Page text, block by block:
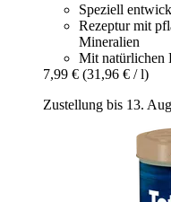
Speziell
Rezeptur mit
Mineralien
Mit natürlichen
7,99 € (31,96 € / l)
Zustellung bis 13.